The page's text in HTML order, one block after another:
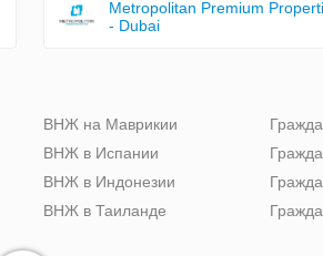
Metropolitan Premium
- Dubai
ВНЖ на Маврикии
ВНЖ в Испании
ВНЖ в Индонезии
ВНЖ в Таиланде